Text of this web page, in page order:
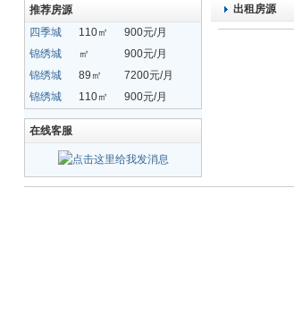
推荐房源
四季城
110㎡
900元/月
锦绣城
㎡
900元/月
锦绣城
89㎡
7200元/月
锦绣城
110㎡ 900元/月
在线客服
出租房源